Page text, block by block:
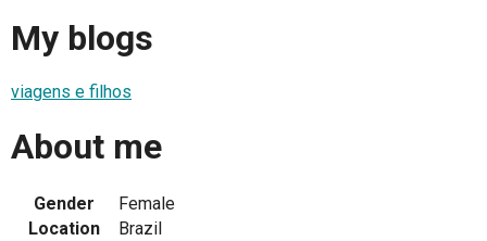
My blogs
viagens e filhos
About me
Gender
Female
Location
Brazil